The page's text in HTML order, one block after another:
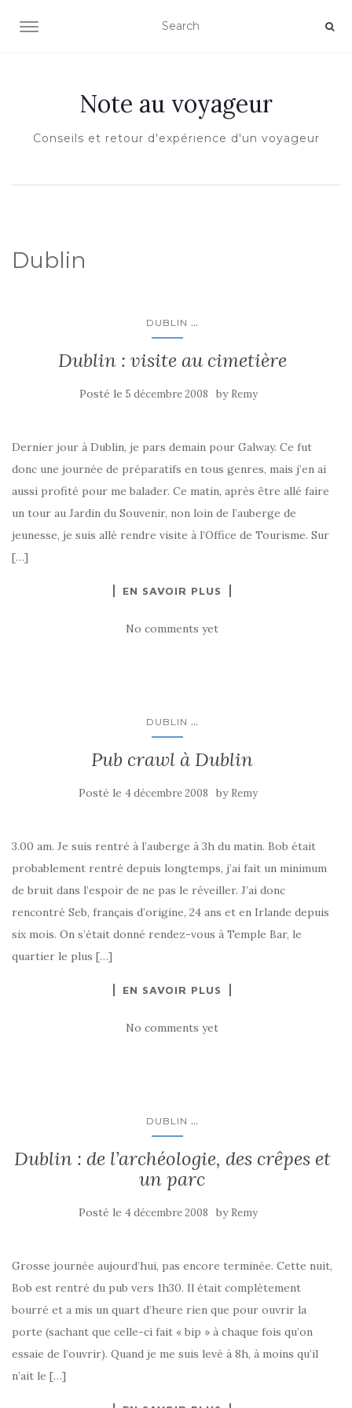
OUVRIR/FERMER LA NAVIGATION
Note au voyageur
Conseils et retour d'expérience d'un voyageur
Dublin
DUBLIN ...
Dublin : visite au cimetière
Posté le 5 décembre 2008 by Remy
Dernier jour à Dublin, je pars demain pour Galway. Ce fut
donc une journée de préparatifs en tous genres, mais j’en ai
aussi profité pour me balader. Ce matin, après être allé faire
un tour au Jardin du Souvenir, non loin de l’auberge de
jeunesse, je suis allé rendre visite à l’Office de Tourisme. Sur
[…]
EN SAVOIR PLUS
No comments yet
DUBLIN ...
Pub crawl à Dublin
Posté le 4 décembre 2008 by Remy
3.00 am. Je suis rentré à l’auberge à 3h du matin. Bob était
probablement rentré depuis longtemps, j’ai fait un minimum
de bruit dans l’espoir de ne pas le réveiller. J’ai donc
rencontré Seb, français d’origine, 24 ans et en Irlande depuis
six mois. On s’était donné rendez-vous à Temple Bar, le
quartier le plus […]
EN SAVOIR PLUS
No comments yet
DUBLIN ...
Dublin : de l’archéologie, des crêpes et
un parc
Posté le 4 décembre 2008 by Remy
Grosse journée aujourd’hui, pas encore terminée. Cette nuit,
Bob est rentré du pub vers 1h30. Il était complètement
bourré et a mis un quart d’heure rien que pour ouvrir la
porte (sachant que celle-ci fait « bip » à chaque fois qu’on
essaie de l’ouvrir). Quand je me suis levé à 8h, à moins qu’il
n’ait le […]